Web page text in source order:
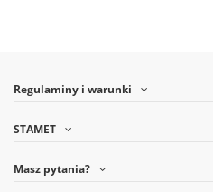
Regulaminy i warunki
STAMET
Masz pytania?